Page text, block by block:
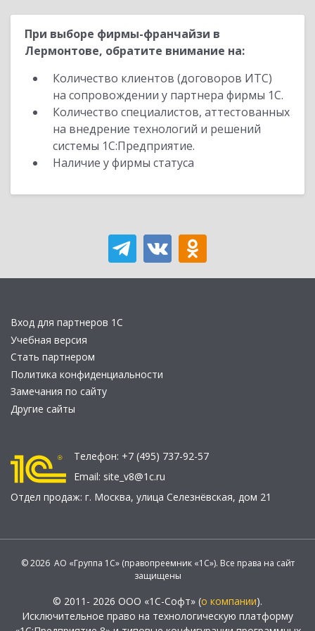
При выборе фирмы-франчайзи в
Лермонтове, обратите внимание на:
Количество клиентов (договоров ИТС)
на сопровождении у партнера фирмы 1С.
Количество специалистов, аттестованных
на внедрение технологий и решений
системы 1С:Предприятие.
Наличие у фирмы статуса
Вход для партнеров 1С
Учебная версия
Стать партнером
Политика конфиденциальности
Замечания по сайту
Другие сайты
Телефон: +7 (495) 737-92-57
Email: site_v8@1c.ru
Отдел продаж: г. Москва, улица Селезнёвская, дом 21
© 2026 АО «Группа 1С» (правопреемник «1С»). Все права на сайт
защищены
© 2011- 2026 ООО «1С-Софт» (о компании).
Исключительное право на технологическую платформу